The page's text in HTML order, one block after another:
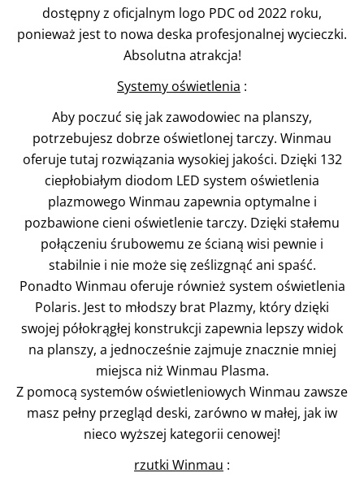
dostępny z oficjalnym logo PDC od 2022 roku,
ponieważ jest to nowa deska profesjonalnej wycieczki.
Absolutna atrakcja!
Systemy oświetlenia :
Aby poczuć się jak zawodowiec na planszy,
potrzebujesz dobrze oświetlonej tarczy. Winmau
oferuje tutaj rozwiązania wysokiej jakości. Dzięki 132
ciepłobiałym diodom LED system oświetlenia
plazmowego Winmau zapewnia optymalne i
pozbawione cieni oświetlenie tarczy. Dzięki stałemu
połączeniu śrubowemu ze ścianą wisi pewnie i
stabilnie i nie może się ześlizgnąć ani spaść.
Ponadto Winmau oferuje również system oświetlenia
Polaris. Jest to młodszy brat Plazmy, który dzięki
swojej półokrągłej konstrukcji zapewnia lepszy widok
na planszy, a jednocześnie zajmuje znacznie mniej
miejsca niż Winmau Plasma.
Z pomocą systemów oświetleniowych Winmau zawsze
masz pełny przegląd deski, zarówno w małej, jak iw
nieco wyższej kategorii cenowej!
rzutki Winmau :